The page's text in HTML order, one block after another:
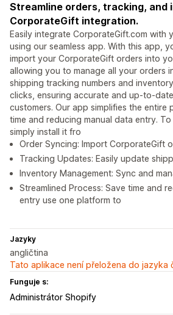
Streamline orders, tracking, and
CorporateGift integration.
Easily integrate CorporateGift.com with
using our seamless app. With this app,
import your CorporateGift orders into
allowing you to manage all your orders
shipping tracking numbers and
clicks, ensuring accurate and up-to-
customers. Our app simplifies the entire
time and reducing manual data entry.
simply install it fro
Order Syncing: Import CorporateGift
Tracking Updates: Easily update
Inventory Management: Sync and
Streamlined Process: Save time and
entry use one platform to
Jazyky
angličtina
Tato aplikace není přeložena do jazyka
Funguje s:
Administrátor Shopify